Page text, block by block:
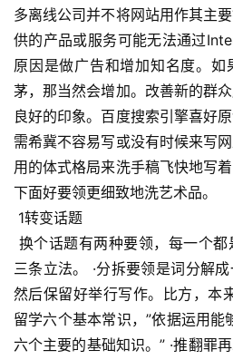
多离线公司并不将网站用作其主
供的产品或服务可能无法通过
原因是做广告和增加知名度。
茅，那当然会增加。改善新的群
良好的印象。百度搜索引擎喜好
需希冀不容易写或没有时候来写
用的体式格局来洗手稿飞快地写
下面好要领更细致地洗艺术品。
1转变话题
三条立法。 ·分拆要领是词分解
然后保留好举行写作。比方，本
留学六个基本常识，”依据运用能
六个主要的基础知识。” ·推翻罪